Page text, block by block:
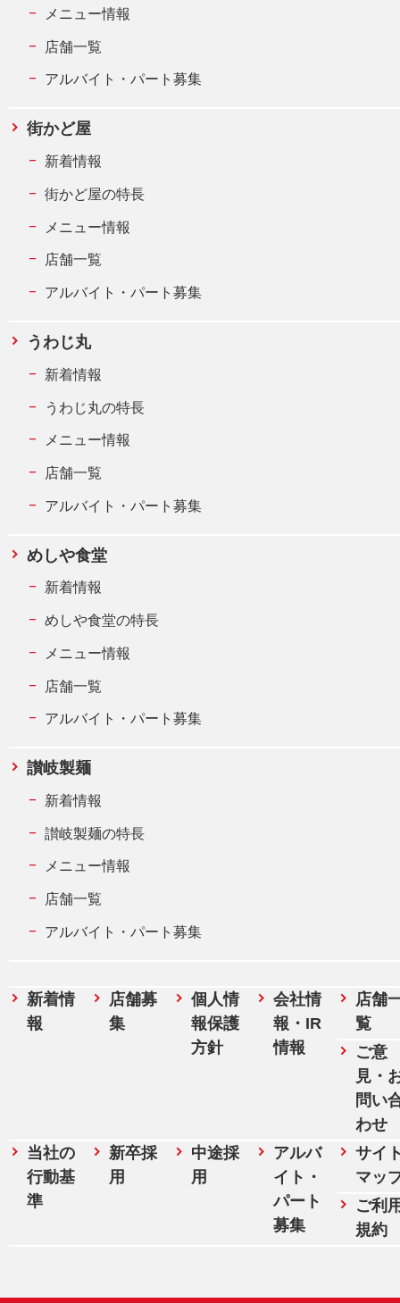
メニュー情報
店舗一覧
アルバイト・パート募集
街かど屋
新着情報
街かど屋の特長
メニュー情報
店舗一覧
アルバイト・パート募集
うわじ丸
新着情報
うわじ丸の特長
メニュー情報
店舗一覧
アルバイト・パート募集
めしや食堂
新着情報
めしや食堂の特長
メニュー情報
店舗一覧
アルバイト・パート募集
讃岐製麺
新着情報
讃岐製麺の特長
メニュー情報
店舗一覧
アルバイト・パート募集
新着情
報
店舗募
集
個人情
報保護
方針
会社情
報・IR
情報
店舗
覧
ご意
見・
問い
わせ
当社の
行動基
準
新卒採
用
中途採
用
アルバ
イト・
パート
募集
サイ
マッ
ご利
規約